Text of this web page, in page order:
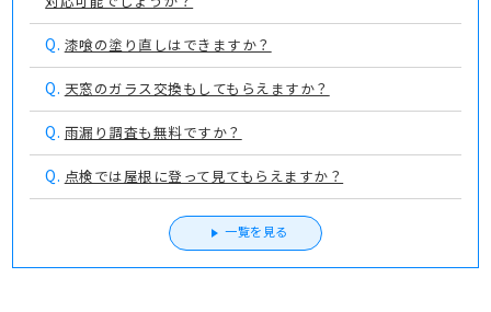
Q. 漆喰の塗り直しはできますか？
Q. 天窓のガラス交換もしてもらえますか？
Q. 雨漏り調査も無料ですか？
Q. 点検では屋根に登って見てもらえますか？
一覧を見る